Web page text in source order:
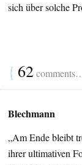
sich über solche
{ 62
Blechmann
„Am Ende bleibt
ihrer ultimativen